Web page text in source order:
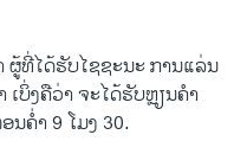
ຜູ້ທີ່ໄດ້ຮັບໄຊຊະນະ ການແລ່ນ
ເບິ່ງຄືວ່າ ຈະໄດ້ຮັບຫຼຽນຄຳ
ຄ່ຳ 9 ໂມງ 30.